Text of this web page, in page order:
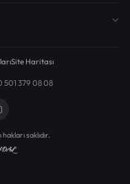
Site Haritası
501 379 08 08
saklıdır.